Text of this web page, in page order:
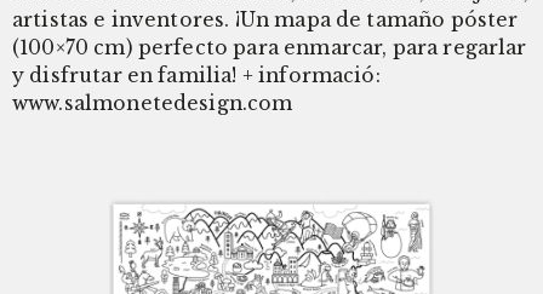
artistas e inventores. ¡Un mapa de tamaño póster
(100×70 cm) perfecto para enmarcar, para regarlar
y disfrutar en familia! + informació:
www.salmonetedesign.com